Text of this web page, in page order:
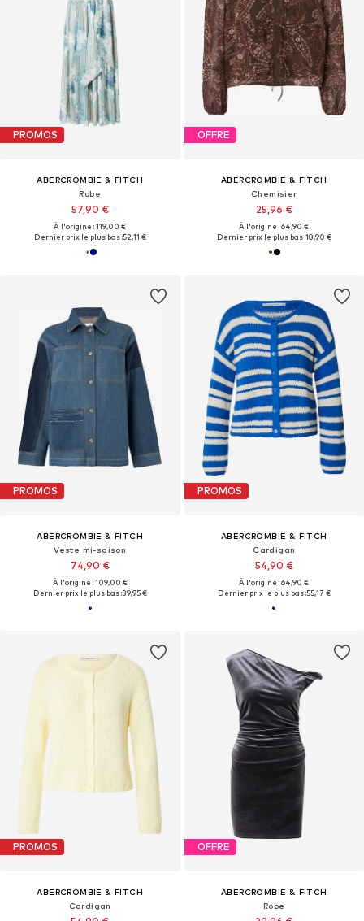
PROMOS
ABERCROMBIE & FITCH
Robe
57,90 €
À l'origine : 119,00 €
Dernier prix le plus bas :52,11 €
OFFRE
ABERCROMBIE & FITCH
Chemisier
25,96 €
À l'origine : 64,90 €
Dernier prix le plus bas :18,90 €
PROMOS
ABERCROMBIE & FITCH
Veste mi-saison
74,90 €
À l'origine : 109,00 €
Dernier prix le plus bas :39,95 €
PROMOS
ABERCROMBIE & FITCH
Cardigan
54,90 €
À l'origine : 64,90 €
Dernier prix le plus bas :55,17 €
PROMOS
ABERCROMBIE & FITCH
Cardigan
OFFRE
ABERCROMBIE & FITCH
Robe